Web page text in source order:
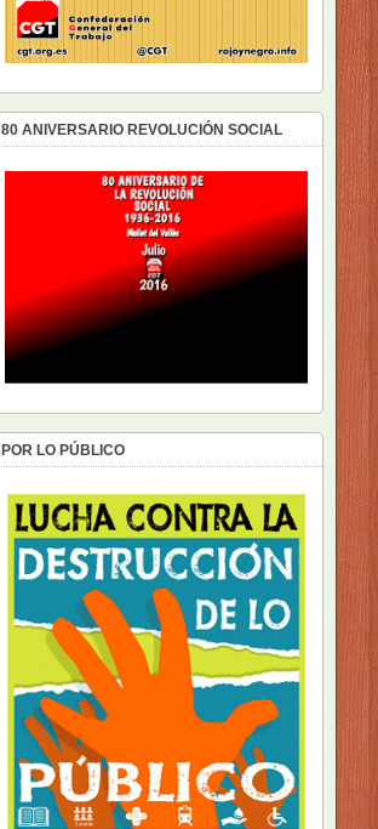
80 ANIVERSARIO REVOLUCIÓN SOCIAL
POR LO PÚBLICO